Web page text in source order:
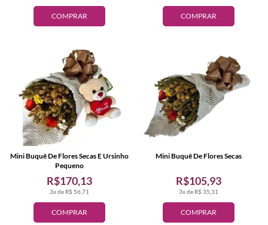
COMPRAR COMPRAR
COMPRAR
3x de R$ 56,71
R$170,13
Mini Buquê De Flores Secas E Ursinho
Pequeno
COMPRAR
3x de R$ 35,31
R$105,93
Mini Buquê De Flores Secas